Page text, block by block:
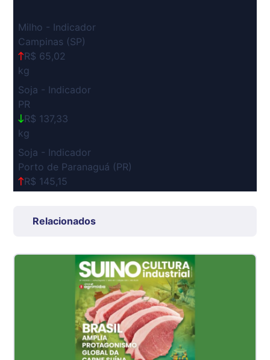
Milho - Indicador
Campinas (SP)
R$ 65,02
kg
Soja - Indicador
PR
R$ 137,33
kg
Soja - Indicador
Porto de Paranaguá (PR)
R$ 145,15
Suíno Carcaça - Regional
kg
Suíno - Estadual
Suíno - Estadual
Relacionados